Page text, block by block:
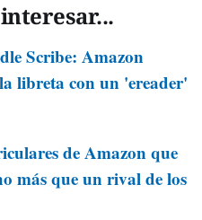
Scribe: Amazon
libreta con un 'ereader'
de Amazon que
más que un rival de los